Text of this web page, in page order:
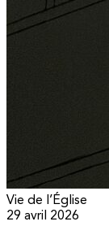
Vie de l’Église
29 avril 2026